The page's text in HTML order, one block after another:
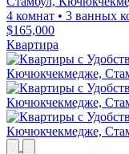
4 комнат • 3 ванных
$165,000
Квартира